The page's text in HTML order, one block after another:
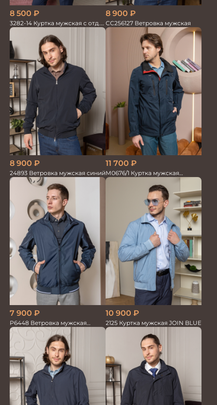
8 500 ₽
3282-14 Куртка мужская с отд.
из трикотажа
8 900 ₽
СС256127 Ветровка мужская
8 900 ₽
24893 Ветровка мужская синий
11 700 ₽
М0676/1 Куртка мужская
т.синий/красный
7 900 ₽
Р6448 Ветровка мужская
синий
10 900 ₽
2125 Куртка мужская JOIN BLUE